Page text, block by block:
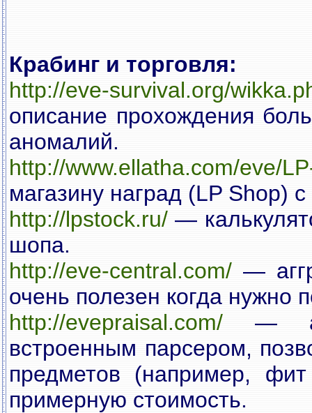
Крабинг и торговля:
http://eve-survival.org/
описание прохождения
аномалий.
http://www.ellatha.com/eve/
магазину наград (LP Shop)
http://lpstock.ru/ —
шопа.
http://eve-central.com/ —
очень полезен когда нужно
http://evepraisal.com/ —
встроенным парсером,
предметов (например,
примерную стоимость.